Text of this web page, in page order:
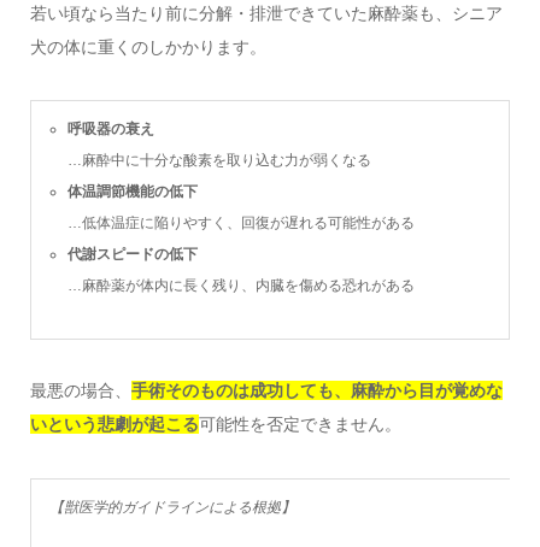
若い頃なら当たり前に分解・排泄できていた麻酔薬も、シニア
犬の体に重くのしかかります。
呼吸器の衰え
…麻酔中に十分な酸素を取り込む力が弱くなる
体温調節機能の低下
…低体温症に陥りやすく、回復が遅れる可能性がある
代謝スピードの低下
…麻酔薬が体内に長く残り、内臓を傷める恐れがある
最悪の場合、 手術そのものは成功しても、麻酔から目が覚めな
いという悲劇が起こる可能性を否定できません。
【獣医学的ガイドラインによる根拠】